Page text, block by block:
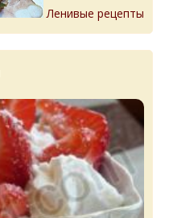
Ленивые рецепты